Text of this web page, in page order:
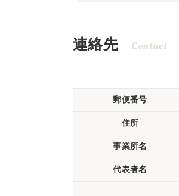
連絡先 Contact
郵便番号
住所
事業所名
代表者名